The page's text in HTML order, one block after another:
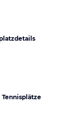
Tennisplätze